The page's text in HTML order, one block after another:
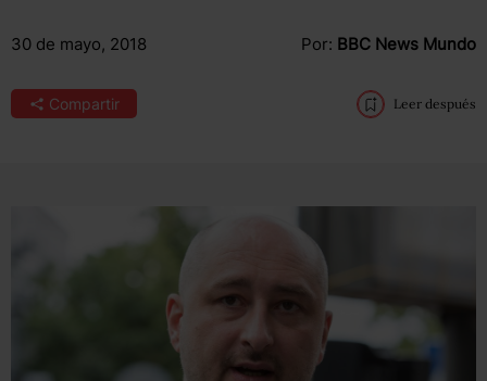
30 de mayo, 2018 Por: BBC News Mundo
Compartir Leer después